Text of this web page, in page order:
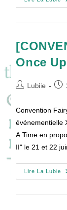
Once
Auteur/autrice
Lubiie
Convention
événementielle
A Time en
II" le 21 et 22
Lire La Lubie